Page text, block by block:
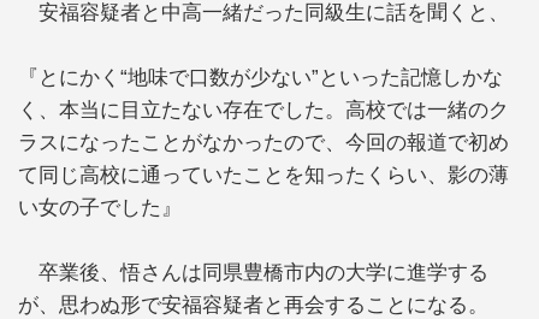
安福容疑者と中高一緒だった同級生に話を聞くと、
『とにかく“地味で口数が少ない”といった記憶しかな
く、本当に目立たない存在でした。高校では一緒のク
ラスになったことがなかったので、今回の報道で初め
て同じ高校に通っていたことを知ったくらい、影の薄
い女の子でした』
卒業後、悟さんは同県豊橋市内の大学に進学する
が、思わぬ形で安福容疑者と再会することになる。